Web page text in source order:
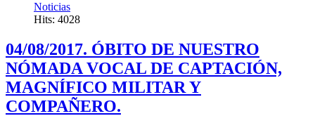
Noticias
Hits: 4028
04/08/2017. ÓBITO DE NUESTRO
NÓMADA VOCAL DE CAPTACIÓN,
MAGNÍFICO MILITAR Y
COMPAÑERO.